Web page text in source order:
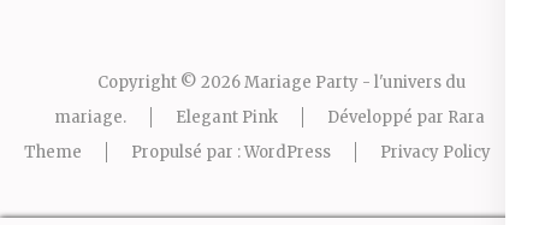
Copyright © 2026Mariage Party - l'univers du
mariage. Elegant Pink Développé par Rara
Theme
Propulsé par :WordPress Privacy Policy